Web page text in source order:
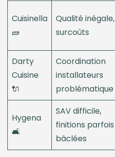
Cuisinella
🧱
Qualité inégale,
surcoûts
Darty
Cuisine
🔌
Coordination
installateurs
problématique
Hygena
🛋️
SAV difficile,
finitions parfois
bâclées